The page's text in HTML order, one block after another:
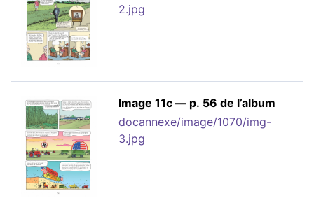
2.jpg
Image 11c — p. 56 de l’album
docannexe/image/1070/img-
3.jpg